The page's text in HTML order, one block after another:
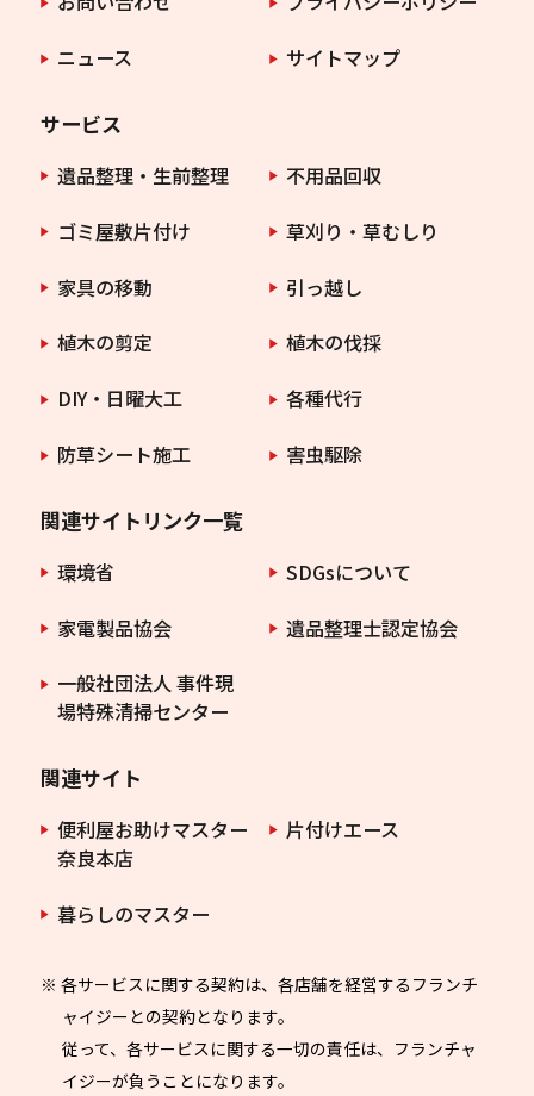
ニュース
サイトマップ
サービス
遺品整理・生前整理
不用品回収
ゴミ屋敷片付け
草刈り・草むしり
家具の移動
引っ越し
植木の剪定
植木の伐採
DIY・日曜大工
各種代行
防草シート施工
害虫駆除
関連サイトリンク一覧
環境省
SDGsについて
家電製品協会
遺品整理士認定協会
一般社団法人 事件現
場特殊清掃センター
関連サイト
便利屋お助けマスター
奈良本店
片付けエース
暮らしのマスター
※ 各サービスに関する契約は、各店舗を経営するフランチ
ャイジーとの契約となります。
従って、各サービスに関する一切の責任は、フランチャ
イジーが負うことになります。